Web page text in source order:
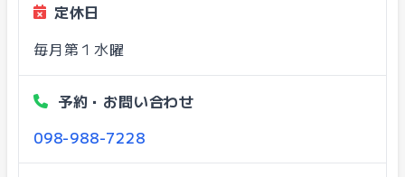
定休日
毎月第１水曜
予約・お問い合わせ
098-988-7228